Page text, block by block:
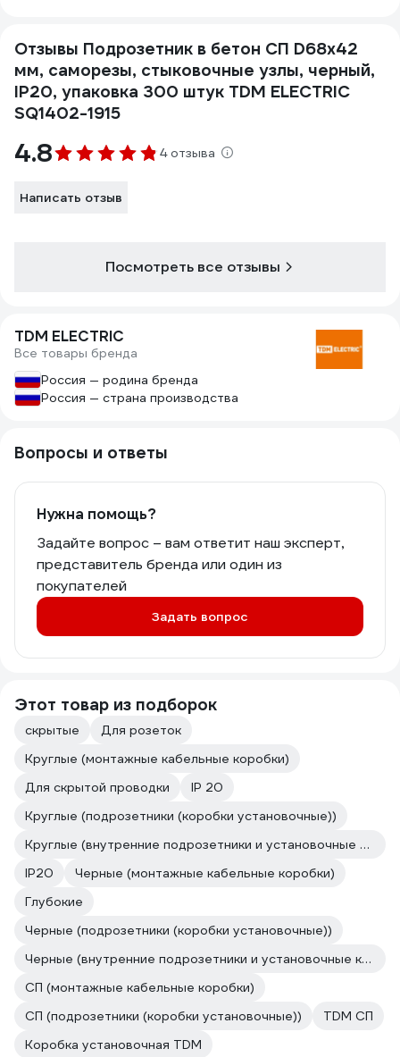
Отзывы Подрозетник в бетон СП D68х42
мм, саморезы, стыковочные узлы, черный,
IP20, упаковка 300 штук TDM ELECTRIC
SQ1402-1915
4.8 4 отзыва
Написать отзыв
Посмотреть все отзывы
TDM ELECTRIC
Все товары бренда
Россия — родина бренда
Россия — страна производства
Вопросы и ответы
Нужна помощь?
Задайте вопрос – вам ответит наш эксперт,
представитель бренда или один из
покупателей
Задать вопрос
Этот товар из подборок
скрытые
Для розеток
Круглые (монтажные кабельные коробки)
Для скрытой проводки
IP 20
Круглые (подрозетники (коробки установочные))
Круглые (внутренние подрозетники и установочные коробки скрытой установки)
IP20
Черные (монтажные кабельные коробки)
Глубокие
Черные (подрозетники (коробки установочные))
Черные (внутренние подрозетники и установочные коробки скрытой установки)
СП (монтажные кабельные коробки)
СП (подрозетники (коробки установочные))
TDM СП
Коробка установочная TDM